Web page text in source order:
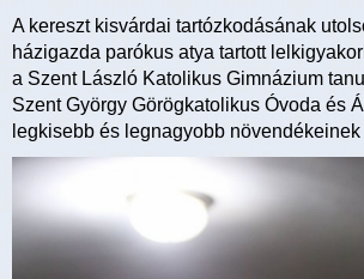
A kereszt kisvárdai tartózkodásának
házigazda parókus atya tartott
a Szent László Katolikus Gimnázium
Szent György Görögkatolikus Óvoda és
legkisebb és legnagyobb növendékeinek